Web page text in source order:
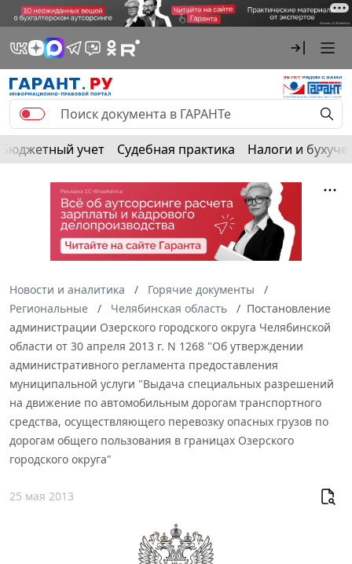
Бюджетный учет Судебная практика Налоги и
Новости и аналитика
Горячие документы
Региональные
Челябинская область
Постановление
администрации Озерского городского округа Челябинской
области от 30 апреля 2013 г. N 1268 "Об утверждении
административного регламента предоставления
муниципальной услуги "Выдача специальных разрешений
на движение по автомобильным дорогам транспортного
средства, осуществляющего перевозку опасных грузов по
дорогам общего пользования в границах Озерского
городского округа"
25 мая 2013